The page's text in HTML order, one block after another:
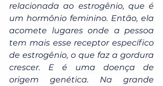
relacionada ao estrogênio, que é
um hormônio feminino. Então, ela
acomete lugares onde a pessoa
tem mais esse receptor específico
de estrogênio, o que faz a gordura
crescer. E é uma doença de
origem genética. Na grande